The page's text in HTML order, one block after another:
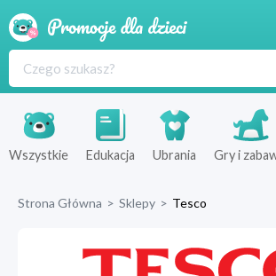
Produkty
Sklepy
Wszystkie Edukacja Ubrania Gry i
Strona Główna > Sklepy > Tesco